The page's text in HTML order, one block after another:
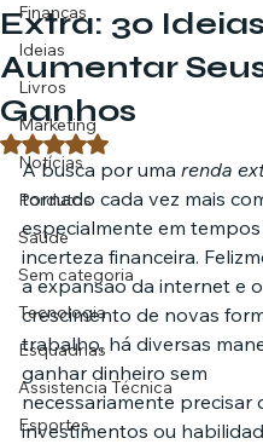
Finanças
Ideias
Livros
Marketing
Notícias
Pordutos
Saúde
Sem categoria
Tecnologia
Esquadrias
Assistencia Técnica
Esportes
Extra: 30
Aumentar
Ganhos
Avaliado com NaN de 5
A busca por uma renda
tornado cada vez mais
especialmente em
incerteza financeira.
a expansão da internet e o
crescimento de novas
trabalho, há diversas
ganhar dinheiro sem
necessariamente precisar
investimentos ou